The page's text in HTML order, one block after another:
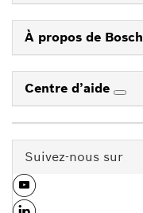
À propos de Bosch
Centre d’aide
Suivez-nous sur